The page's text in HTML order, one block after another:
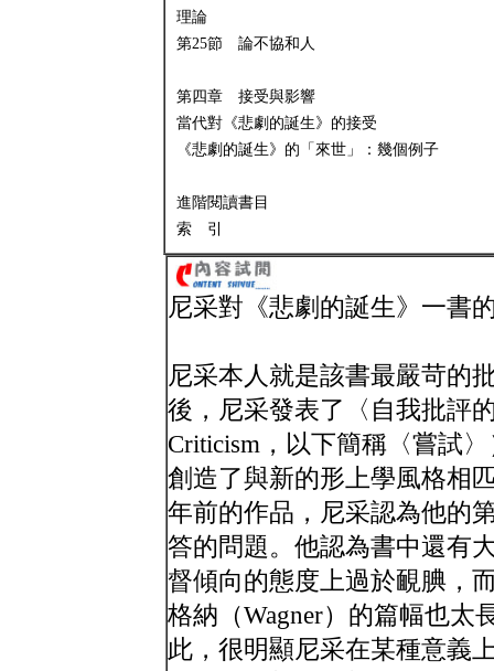
理論
第25節 論不協和人
第四章 接受與影響
當代對《悲劇的誕生》的接受
《悲劇的誕生》的「來世」：幾個例子
進階閱讀書目
索 引
尼采對《悲劇的誕生》一書
尼采本人就是該書最嚴苛的
後，尼采發表了〈自我批評
Criticism，以下簡稱〈嘗試
創造了與新的形上學風格相
年前的作品，尼采認為他的
答的問題。他認為書中還有
督傾向的態度上過於靦腆，
格納（Wagner）的篇幅也太
此，很明顯尼采在某種意義